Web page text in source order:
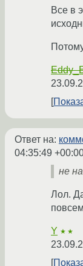
Все в
Ответ на:
04:35:49
не
Лол.
Y ★★